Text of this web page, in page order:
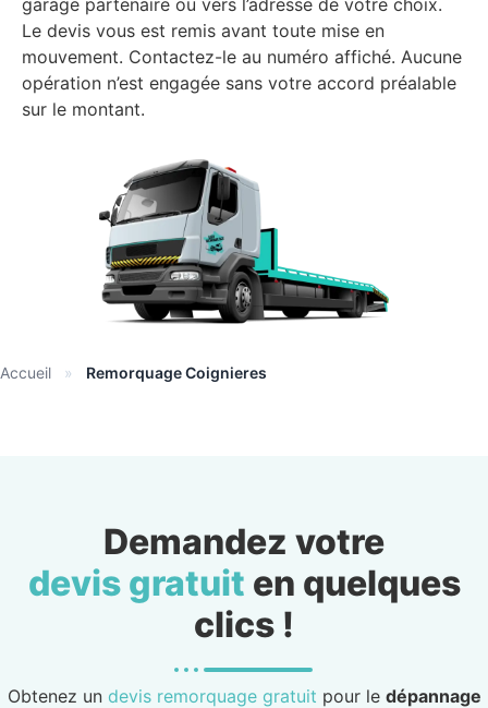
Le devis vous est remis avant toute mise en
mouvement. Contactez-le au numéro affiché. Aucune
opération n’est engagée sans votre accord préalable
sur le montant.
Accueil » Remorquage Coignieres
Demandez votre
devis gratuit en quelques
clics !
Obtenez un devis remorquage gratuit pour le dépannage